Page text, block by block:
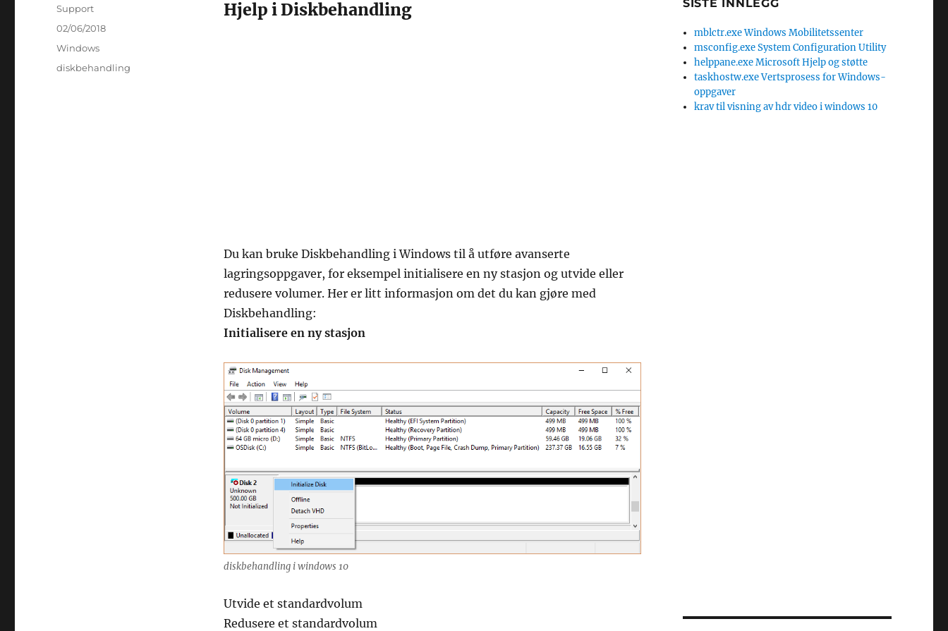
Hjelp i Diskbehandling
Du kan bruke Diskbehandling i Windows til å utføre avanserte
lagringsoppgaver, for eksempel initialisere en ny stasjon og utvide eller
redusere volumer. Her er litt informasjon om det du kan gjøre med
Diskbehandling:
Initialisere en ny stasjon
diskbehandling i windows 10
Utvide et standardvolum
Redusere et standardvolum
Forfatter
Support
Publisert
02/06/2018
Kategorier
Windows
Stikkord
diskbehandling
SISTE INNLEGG
mblctr.exe Windows Mobilitetssenter
msconfig.exe System Configuration Utility
helppane.exe Microsoft Hjelp og støtte
taskhostw.exe Vertsprosess for Windows-
oppgaver
krav til visning av hdr video i windows 10